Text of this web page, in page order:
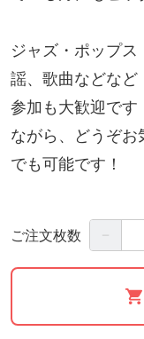
ジャズ・ポップ
謡、歌曲などなど
参加も大歓迎です
ながら、どうぞお
でも可能です！
セッションピアニ
※オーナーがベー
初見で対応する
ご注文枚数 －